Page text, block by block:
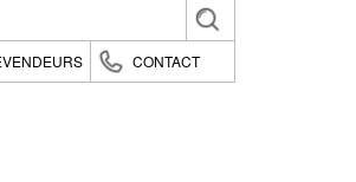
Belgique (fr)
CONTACT